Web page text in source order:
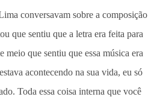
conversavam sobre a composição
que sentiu que a letra era feita para
meio que sentiu que essa música era
acontecendo na sua vida, eu só
Toda essa coisa interna que você